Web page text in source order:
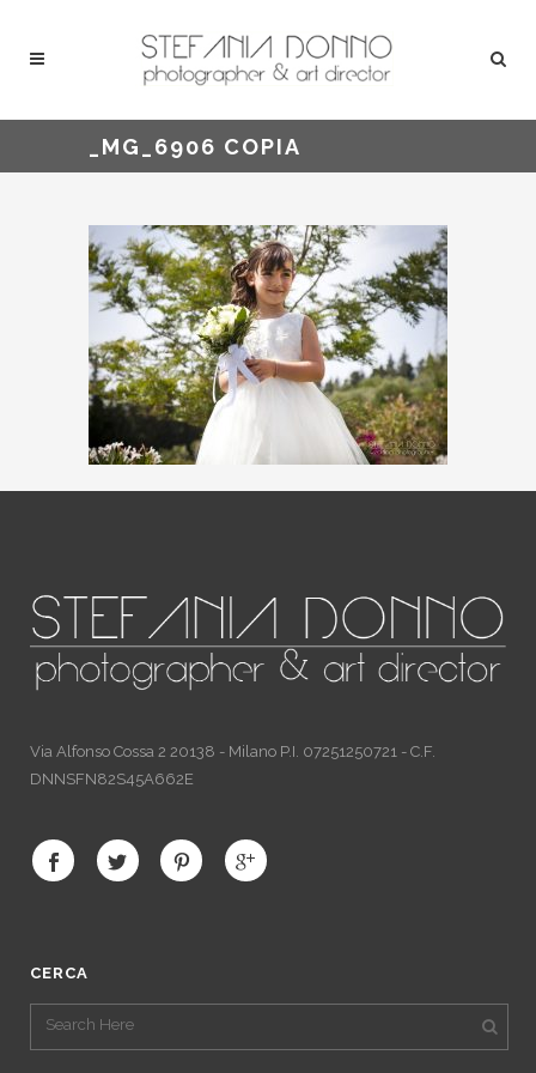
_MG_6906 COPIA
Via Alfonso Cossa 2 20138 - Milano P.I. 07251250721 - C.F.
DNNSFN82S45A662E
CERCA